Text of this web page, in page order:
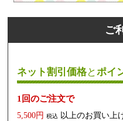
ご
ネット割引価格とポイ
1回のご注文で
5,500円 税込 以上のお買い上